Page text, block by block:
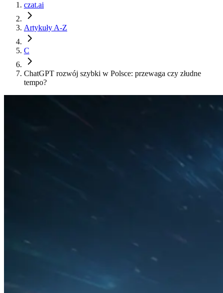
czat.ai
Artykuły A-Z
C
ChatGPT rozwój szybki w Polsce: przewaga czy złudne
tempo?